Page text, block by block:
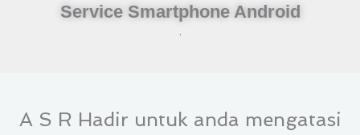
Service Smartphone Android
.
A S R Hadir untuk anda mengatasi